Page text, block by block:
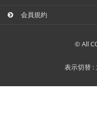
会員規約
© All
表示切替 :